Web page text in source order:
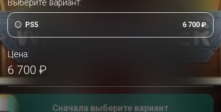
Выберите вариант:
PS5 6 700 ₽
Цена:
6 700 ₽
Сначала выберите вариант